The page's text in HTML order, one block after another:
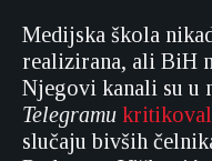
Medijska škola
realizirana, ali BiH
Njegovi kanali su u
Telegramu
slučaju bivših